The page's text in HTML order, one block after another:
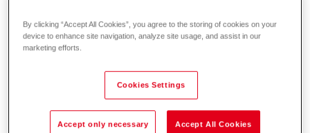
Nachhaltigkeit im Einkauf aktiv mitgestalten
By clicking “Accept All Cookies”, you agree to the storing of cookies on your
device to enhance site navigation, analyze site usage, and assist in our
marketing efforts.
Cookies Settings
Accept only necessary Accept All Cookies